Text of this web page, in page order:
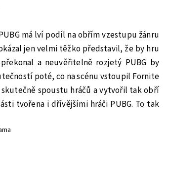
má lví podíl na obřím vzestupu žánru
jen velmi těžko představil, že by hru
a neuvěřitelně rozjetý PUBG by
poté, co na scénu vstoupil Fornite
spoustu hráčů a vytvořil tak obří
tvořena i dřívějšími hráči PUBG. To tak